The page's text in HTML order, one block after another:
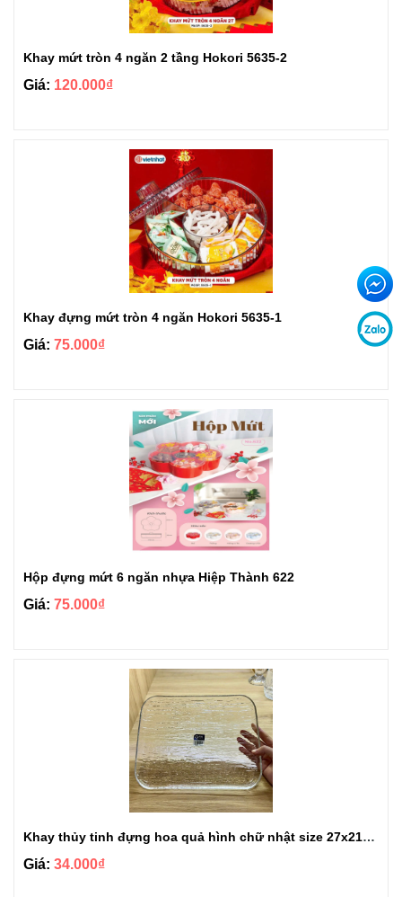
Khay mứt tròn 4 ngăn 2 tầng Hokori 5635-2
Giá: 120.000₫
Khay đựng mứt tròn 4 ngăn Hokori 5635-1
Giá: 75.000₫
Hộp đựng mứt 6 ngăn nhựa Hiệp Thành 622
Giá: 75.000₫
Khay thủy tinh đựng hoa quả hình chữ nhật size 27x21cm
Giá: 34.000₫